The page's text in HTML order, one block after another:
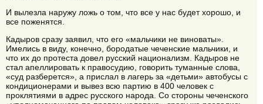
И вылезла наружу ложь о том, что все у нас будет хорошо, и
все поженятся.
Кадыров сразу заявил, что его «мальчики не виноваты».
Имелись в виду, конечно, бородатые чеченские мальчики, и
что их до протеста довел русский национализм. Кадыров не
стал апеллировать к правосудию, говорить туманные слова,
«суд разберется», а прислал в лагерь за «детьми» автобусы с
кондиционерами и вывез всю партию в 400 человек с
проклятиями в адрес русского народа. Со стороны чеченского